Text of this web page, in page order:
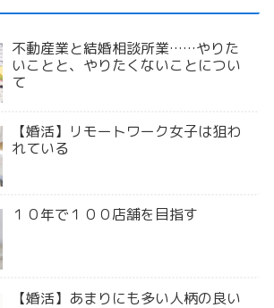
不動産業と結婚相談所業……やりた
いことと、やりたくないことについ
て
【婚活】リモートワーク女子は狙わ
れている
１０年で１００店舗を目指す
【婚活】あまりにも多い人柄の良い